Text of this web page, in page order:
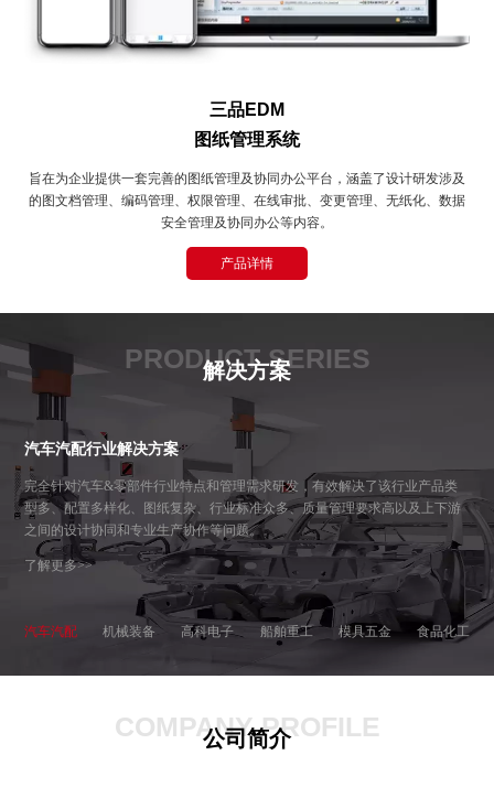
三品EDM
图纸管理系统
旨在为企业提供一套完善的图纸管理及协同办公平台，涵盖了设计研发涉及
的图文档管理、编码管理、权限管理、在线审批、变更管理、无纸化、数据
安全管理及协同办公等内容。
产品详情
PRODUCT SERIES
解决方案
汽车汽配行业解决方案
完全针对汽车&零部件行业特点和管理需求研发，有效解决了该行业产品类
型多、配置多样化、图纸复杂、行业标准众多、质量管理要求高以及上下游
之间的设计协同和专业生产协作等问题。
了解更多>>
汽车汽配 机械装备 高科电子 船舶重工 模具五金 食品化工
COMPANY PROFILE
公司简介